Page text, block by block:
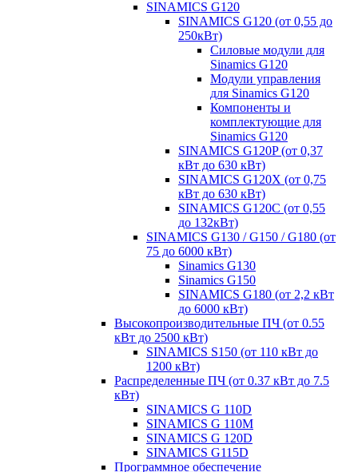
SINAMICS G120
SINAMICS G120 (от 0,55 до
250кВт)
Силовые модули для
Sinamics G120
Модули управления
для Sinamics G120
Компоненты и
комплектующие для
Sinamics G120
SINAMICS G120P (от 0,37
кВт до 630 кВт)
SINAMICS G120X (от 0,75
кВт до 630 кВт)
SINAMICS G120C (от 0,55
до 132кВт)
SINAMICS G130 / G150 / G180 (от
75 до 6000 кВт)
Sinamics G130
Sinamics G150
SINAMICS G180 (от 2,2 кВт
до 6000 кВт)
Высокопроизводительные ПЧ (от 0.55
кВт до 2500 кВт)
SINAMICS S150 (от 110 кВт до
1200 кВт)
Распределенные ПЧ (от 0.37 кВт до 7.5
кВт)
SINAMICS G 110D
SINAMICS G 110M
SINAMICS G 120D
SINAMICS G115D
Программное обеспечение